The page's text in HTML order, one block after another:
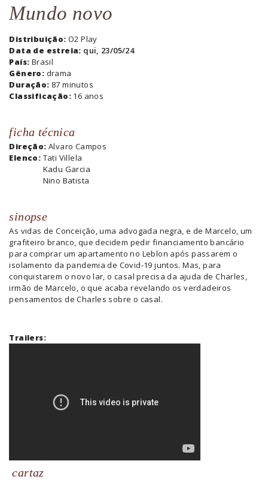
Mundo novo
Distribuição: O2 Play
Data de estreia: qui, 23/05/24
País: Brasil
Gênero: drama
Duração: 87 minutos
Classificação: 16 anos
ficha técnica
Direção: Alvaro Campos
Elenco: Tati Villela
Kadu Garcia
Nino Batista
sinopse
As vidas de Conceição, uma advogada negra, e de Marcelo, um
grafiteiro branco, que decidem pedir financiamento bancário
para comprar um apartamento no Leblon após passarem o
isolamento da pandemia de Covid-19 juntos. Mas, para
conquistarem o novo lar, o casal precisa da ajuda de Charles,
irmão de Marcelo, o que acaba revelando os verdadeiros
pensamentos de Charles sobre o casal.
Trailers:
cartaz